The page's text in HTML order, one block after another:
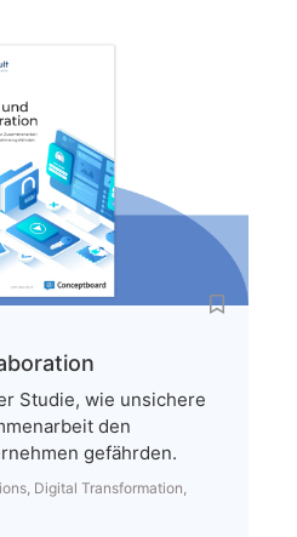
Studie, wie unsichere
den
gefährden.
, Digital Transformation,